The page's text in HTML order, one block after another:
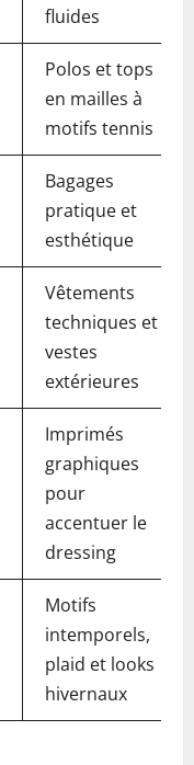
fluides
Polos et tops
en mailles à
motifs tennis
Bagages
pratique et
esthétique
Vêtements
techniques et
vestes
extérieures
Imprimés
graphiques
pour
accentuer le
dressing
Motifs
intemporels,
plaid et looks
hivernaux